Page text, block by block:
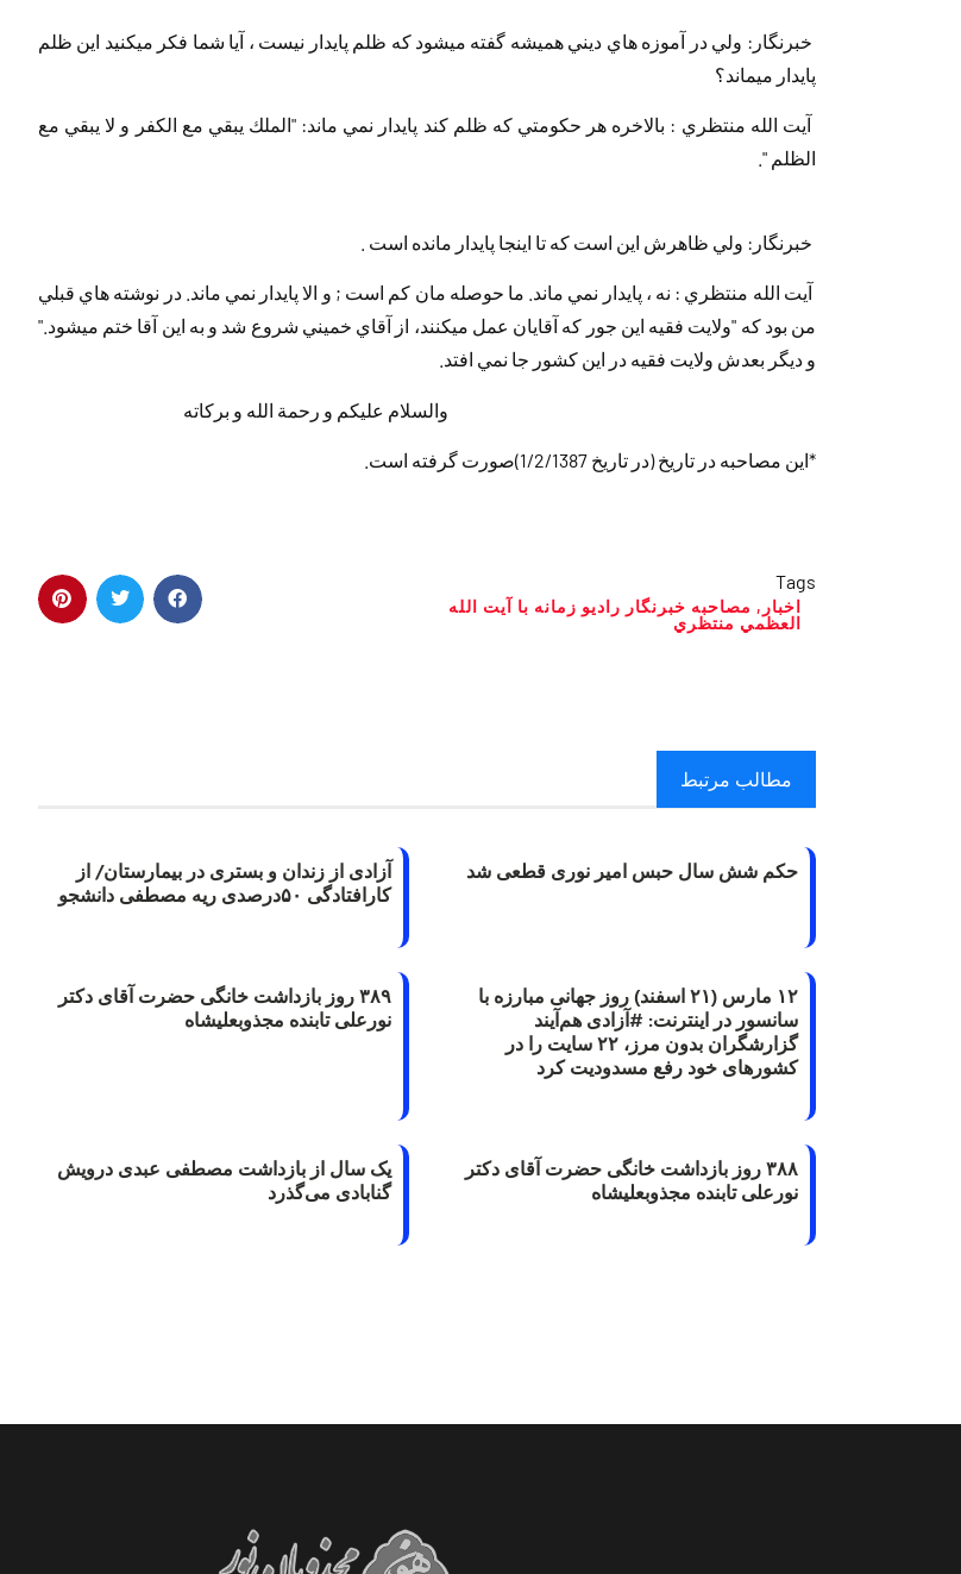
‏ ‏خبرنگار: ولي در آموزه هاي ديني هميشه گفته مي‎شود‏ ‏كه ظلم پايدار نيست ، آيا شما فكر مي‎كنيد اين ظلم
پايدار‏ ‏مي‎ماند؟
‏ ‏آيت الله منتظري : بالاخره هر حكومتي كه ظلم كند‏ ‏پايدار نمي ماند: "الملك يبقي مع الكفر و لا يبقي مع‏
‏الظلم ".
‏ ‏خبرنگار: ولي ظاهرش اين است كه تا اينجا پايدار مانده‏ ‏است .
‏ ‏آيت الله منتظري : نه ، پايدار نمي ماند. ما‏ ‏حوصله مان كم است ; و الا پايدار نمي ماند. در‏ ‏نوشته هاي قبلي
من بود كه "ولايت فقيه اين جور كه‏ ‏آقايان عمل مي‎كنند، از آقاي خميني شروع شد و به‏ ‏اين آقا ختم مي‎شود."
و ديگر بعدش ولايت فقيه در اين‏ ‏كشور جا نمي افتد.
‏ ‏والسلام عليكم و رحمة الله و بركاته
*این مصاحبه در تاریخ (در تاريخ ‏1/2/1387‏)‏صورت گرفته است.
Tags
اخبار , ‏مصاحبه خبرنگار راديو زمانه با آيت الله
العظمي منتظري ‏
مطالب مرتبط
حکم شش سال حبس امیر نوری قطعی شد
آزادی از زندان و بستری در بیمارستان/ از
کارافتادگی ۵۰درصدی ریه مصطفی دانشجو
۱۲ مارس (۲۱ اسفند) روز جهانی مبارزه با
سانسور در اینترنت: #آزادی هم‌آیند
گزارشگران‌ بدون مرز، ۲۲ سایت را در
کشورهای خود رفع مسدودیت کرد
۳۸۹ روز بازداشت خانگی حضرت آقای دکتر
نورعلی تابنده مجذوبعلیشاه
۳۸۸ روز بازداشت خانگی حضرت آقای دکتر
نورعلی تابنده مجذوبعلیشاه
یک سال از بازداشت مصطفی عبدی درویش
گنابادی می‌گذرد